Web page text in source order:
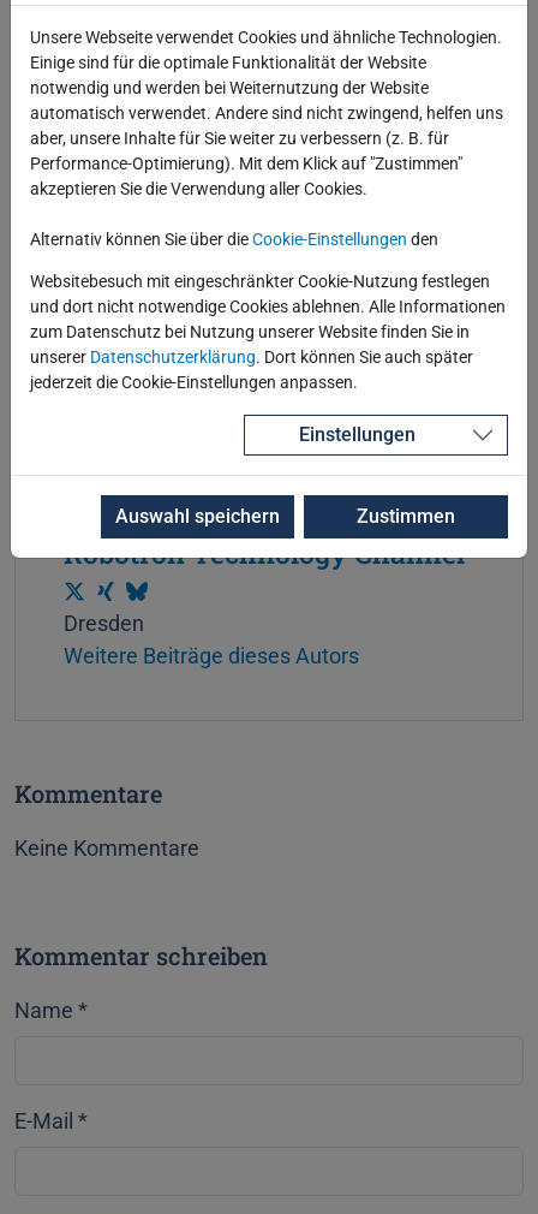
Autor
Marco Pachaly-Mischke
Vordefinierte Variablen in SQLPlus
verwenden - Teil II
Über den Autor
Robotron Technology Channel
T
w
i
r
X
n
B
l
u
y
Dresden
Weitere Beiträge dieses Autors
Kommentare
Keine Kommentare
Kommentar schreiben
Name *
E-Mail *
Unsere Webseite verwendet Cookies und ähnliche Technologien.
Einige sind für die optimale Funktionalität der Website
notwendig und werden bei Weiternutzung der Website
automatisch verwendet. Andere sind nicht zwingend, helfen uns
aber, unsere Inhalte für Sie weiter zu verbessern (z. B. für
Performance-Optimierung). Mit dem Klick auf "Zustimmen"
akzeptieren Sie die Verwendung aller Cookies.
Alternativ können Sie über dieCookie-Einstellungen den
Websitebesuch mit eingeschränkter Cookie-Nutzung festlegen
und dort nicht notwendige Cookies ablehnen. Alle Informationen
zum Datenschutz bei Nutzung unserer Website finden Sie in
unserer Datenschutzerklärung. Dort können Sie auch später
jederzeit die Cookie-Einstellungen anpassen.
Einstellungen
Auswahl speichern Zustimmen